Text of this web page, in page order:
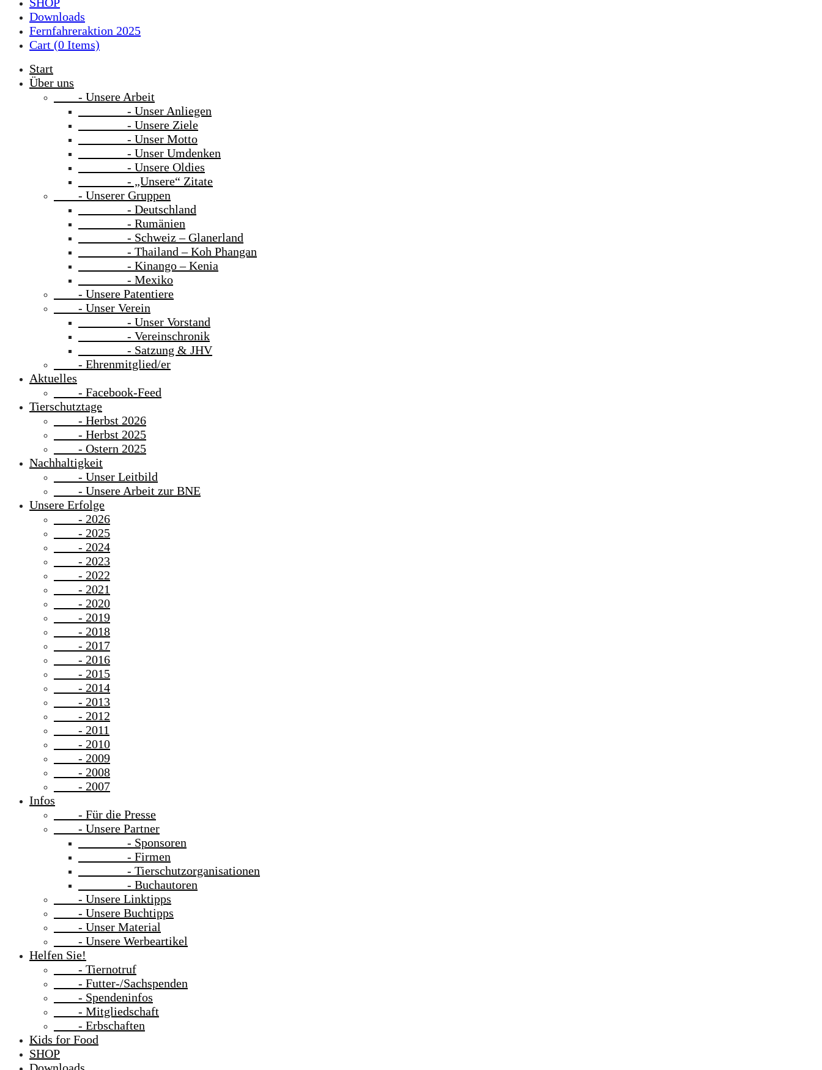
Downloads
Fernfahreraktion 2025
Cart (0 Items)
Start
Über uns
- Unsere Arbeit
- Unser Anliegen
- Unsere Ziele
- Unser Motto
- Unser Umdenken
- Unsere Oldies
- „Unsere“ Zitate
- Unserer Gruppen
- Deutschland
- Rumänien
- Schweiz – Glanerland
- Thailand – Koh Phangan
- Kinango – Kenia
- Mexiko
- Unsere Patentiere
- Unser Verein
- Unser Vorstand
- Vereinschronik
- Satzung & JHV
- Ehrenmitglied/er
Aktuelles
- Facebook-Feed
Tierschutztage
- Herbst 2026
- Herbst 2025
- Ostern 2025
Nachhaltigkeit
- Unser Leitbild
- Unsere Arbeit zur BNE
Unsere Erfolge
- 2026
- 2025
- 2024
- 2023
- 2022
- 2021
- 2020
- 2019
- 2018
- 2017
- 2016
- 2015
- 2014
- 2013
- 2012
- 2011
- 2010
- 2009
- 2008
- 2007
Infos
- Für die Presse
- Unsere Partner
- Sponsoren
- Firmen
- Tierschutzorganisationen
- Buchautoren
- Unsere Linktipps
- Unsere Buchtipps
- Unser Material
- Unsere Werbeartikel
Helfen Sie!
- Tiernotruf
- Futter-/Sachspenden
- Spendeninfos
- Mitgliedschaft
- Erbschaften
Kids for Food
SHOP